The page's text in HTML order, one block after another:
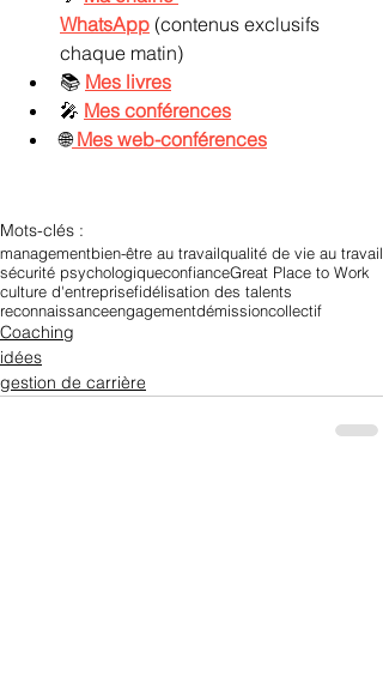
WhatsApp (contenus exclusifs
chaque matin)
📚 Mes livres
🎤 Mes conférences
🌐 Mes web-conférences
Mots-clés :
managementbien-être au travailqualité de vie au travail
sécurité psychologiqueconfianceGreat Place to Work
culture d'entreprisefidélisation des talents
reconnaissanceengagementdémissioncollectif
Coaching
idées
gestion de carrière